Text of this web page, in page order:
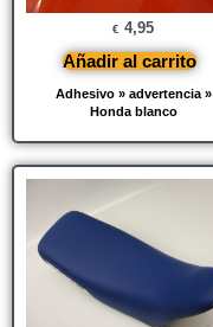
Adhesivo » advertencia »
Honda blanco
€ 4,95
Añadir al carrito